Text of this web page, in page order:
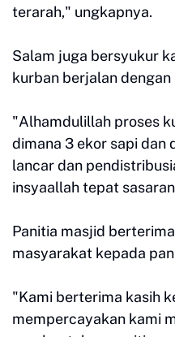
terarah," ungkapnya.
Salam juga bersyukur
kurban berjalan dengan
"Alhamdulillah proses
dimana 3 ekor sapi dan
lancar dan
insyaallah tepat
Panitia masjid
masyarakat kepada
"Kami berterima kasih
mempercayakan kami